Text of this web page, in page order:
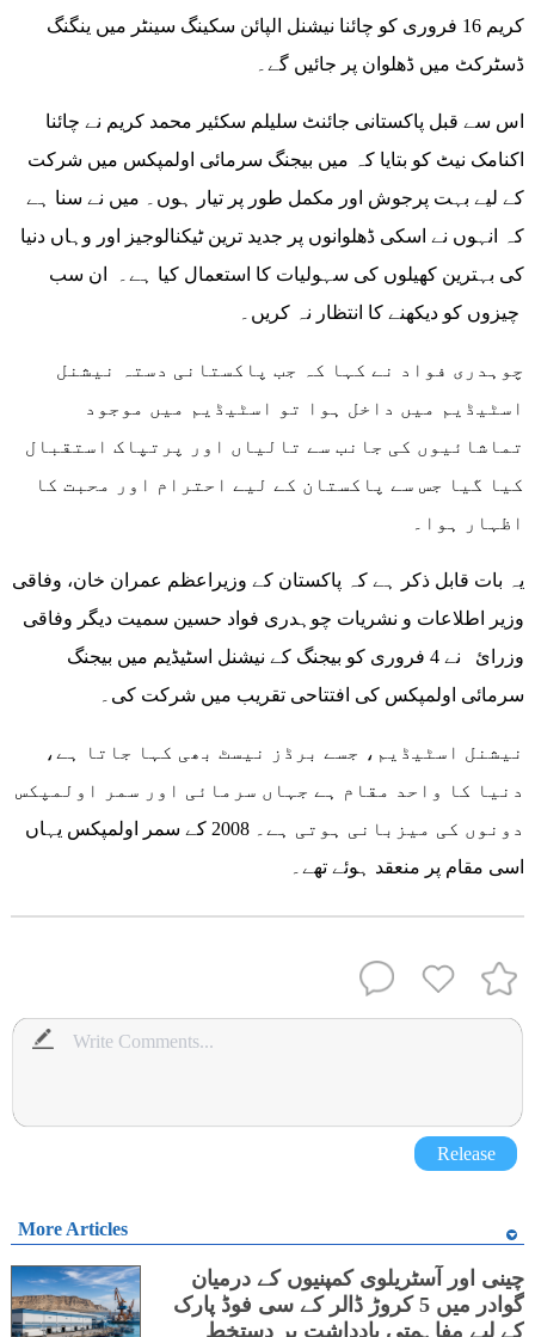
کریم 16 فروری کو چائنا نیشنل الپائن سکینگ سینٹر میں ینگنگ
ڈسٹرکٹ میں ڈھلوان پر جائیں گے۔
اس سے قبل پاکستانی جائنٹ سلیلم سکئیر محمد کریم نے چائنا
اکنامک نیٹ کو بتایا کہ میں بیجنگ سرمائی اولمپکس میں شرکت
کے لیے بہت پرجوش اور مکمل طور پر تیار ہوں۔ میں نے سنا ہے
کہ انہوں نے اسکی ڈھلوانوں پر جدید ترین ٹیکنالوجیز اور وہاں دنیا
کی بہترین کھیلوں کی سہولیات کا استعمال کیا ہے۔ ان سب
چوہدری فواد نے کہا کہ جب پاکستانی دستہ نیشنل
اسٹیڈیم میں داخل ہوا تو اسٹیڈیم میں موجود
تماشائیوں کی جانب سے تالیاں اور پرتپاک استقبال
کیا گیا جس سے پاکستان کے لیے احترام اور محبت کا
اظہار ہوا۔
یہ بات قابل ذکر ہے کہ پاکستان کے وزیراعظم عمران خان، وفاقی
وزیر اطلاعات و نشریات چوہدری فواد حسین سمیت دیگر وفاقی
وزرائ نے 4 فروری کو بیجنگ کے نیشنل اسٹیڈیم میں بیجنگ
سرمائی اولمپکس کی افتتاحی تقریب میں شرکت کی۔
نیشنل اسٹیڈیم، جسے برڈز نیسٹ بھی کہا جاتا ہے،
دنیا کا واحد مقام ہے جہاں سرمائی اور سمر اولمپکس
دونوں کی میزبانی ہوتی ہے۔ 2008 کے سمر اولمپکس یہاں
اسی مقام پر منعقد ہوئے تھے۔
Release
More Articles
چینی اور آسٹریلوی کمپنیوں کے درمیان
گوادر میں 5 کروڑ ڈالر کے سی فوڈ پارک
کے لیے مفاہمتی یادداشت پر دستخط